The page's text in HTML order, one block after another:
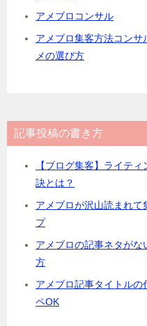
アメブロコンサル
アメブロ集客方法コンサ
メの選び方
記事投稿の書き方
【ブログ集客】ライテ
訣とは？
アメブロが沢山読まれて
プ
アメブロの記事ネタがな
方
アメブロ記事タイトル
ペOK